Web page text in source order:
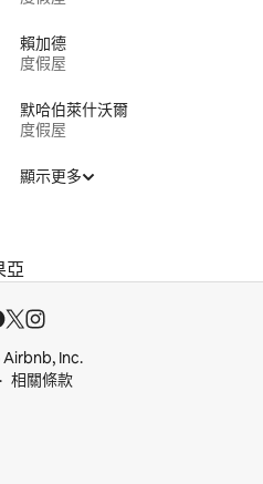
賴加德
度假屋
默哈伯萊什沃爾
度假屋
顯示更多
亞
Inc.
相關條款